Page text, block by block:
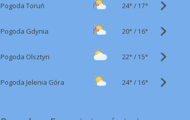
Pogoda Toruń 24° / 17°
Pogoda Gdynia 20° / 16°
Pogoda Olsztyn 22° / 15°
Pogoda Jelenia Góra 24° / 16°